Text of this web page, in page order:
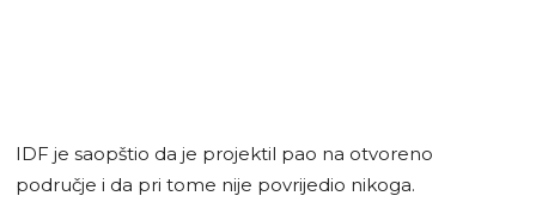
IDF je saopštio da je projektil pao na otvoreno
područje i da pri tome nije povrijedio nikoga.